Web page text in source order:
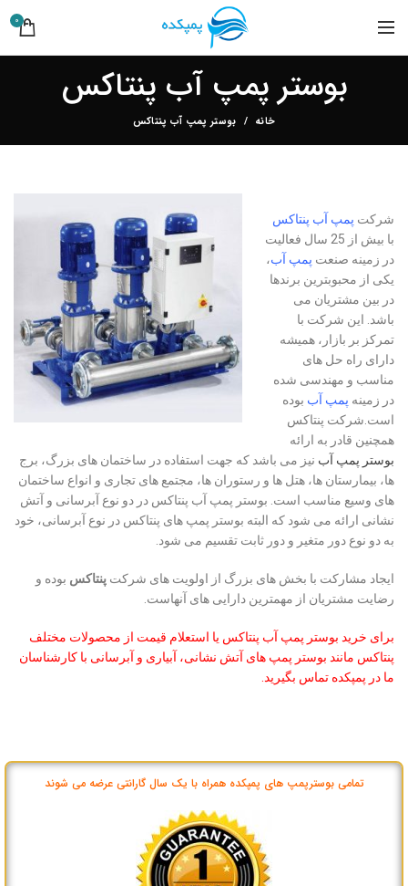
0
بوستر پمپ آب پنتاکس
خانه بوستر پمپ آب پنتاکس
شرکت پمپ آب پنتاکس
با بیش از 25 سال فعالیت
در زمینه صنعت پمپ آب،
یکی از محبوبترین برندها
در بین مشتریان می
باشد. این شرکت با
تمرکز بر بازار، همیشه
دارای راه حل های
مناسب و مهندسی شده
در زمینه پمپ آب بوده
است.شرکت پنتاکس
همچنین قادر به ارائه
بوستر پمپ آب نیز می باشد که جهت استفاده در ساختمان های بزرگ، برج
ها، بیمارستان ها، هتل ها و رستوران ها، مجتمع های تجاری و انواع ساختمان
های وسیع مناسب است. بوستر پمپ آب پنتاکس در دو نوع آبرسانی و آتش
نشانی ارائه می شود که البته بوستر پمپ های پنتاکس در نوع آبرسانی، خود
به دو نوع دور متغیر و دور ثابت تقسیم می شود.
ایجاد مشارکت با بخش های بزرگ از اولویت های شرکت پنتاکس بوده و
رضایت مشتریان از مهمترین دارایی های آنهاست.
برای خرید بوستر پمپ آب پنتاکس یا استعلام قیمت از محصولات مختلف
پنتاکس مانند بوستر پمپ های آتش نشانی، آبیاری و آبرسانی با کارشناسان
ما در پمپکده تماس بگیرید.
تمامی بوسترپمپ های پمپکده همراه با یک سال گارانتی عرضه می شوند